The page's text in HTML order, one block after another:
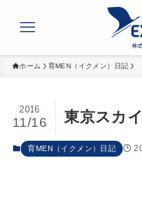
ホーム 育MEN（イクメン）日記
東京スカ
2016
11/16
育MEN（イクメン）日記